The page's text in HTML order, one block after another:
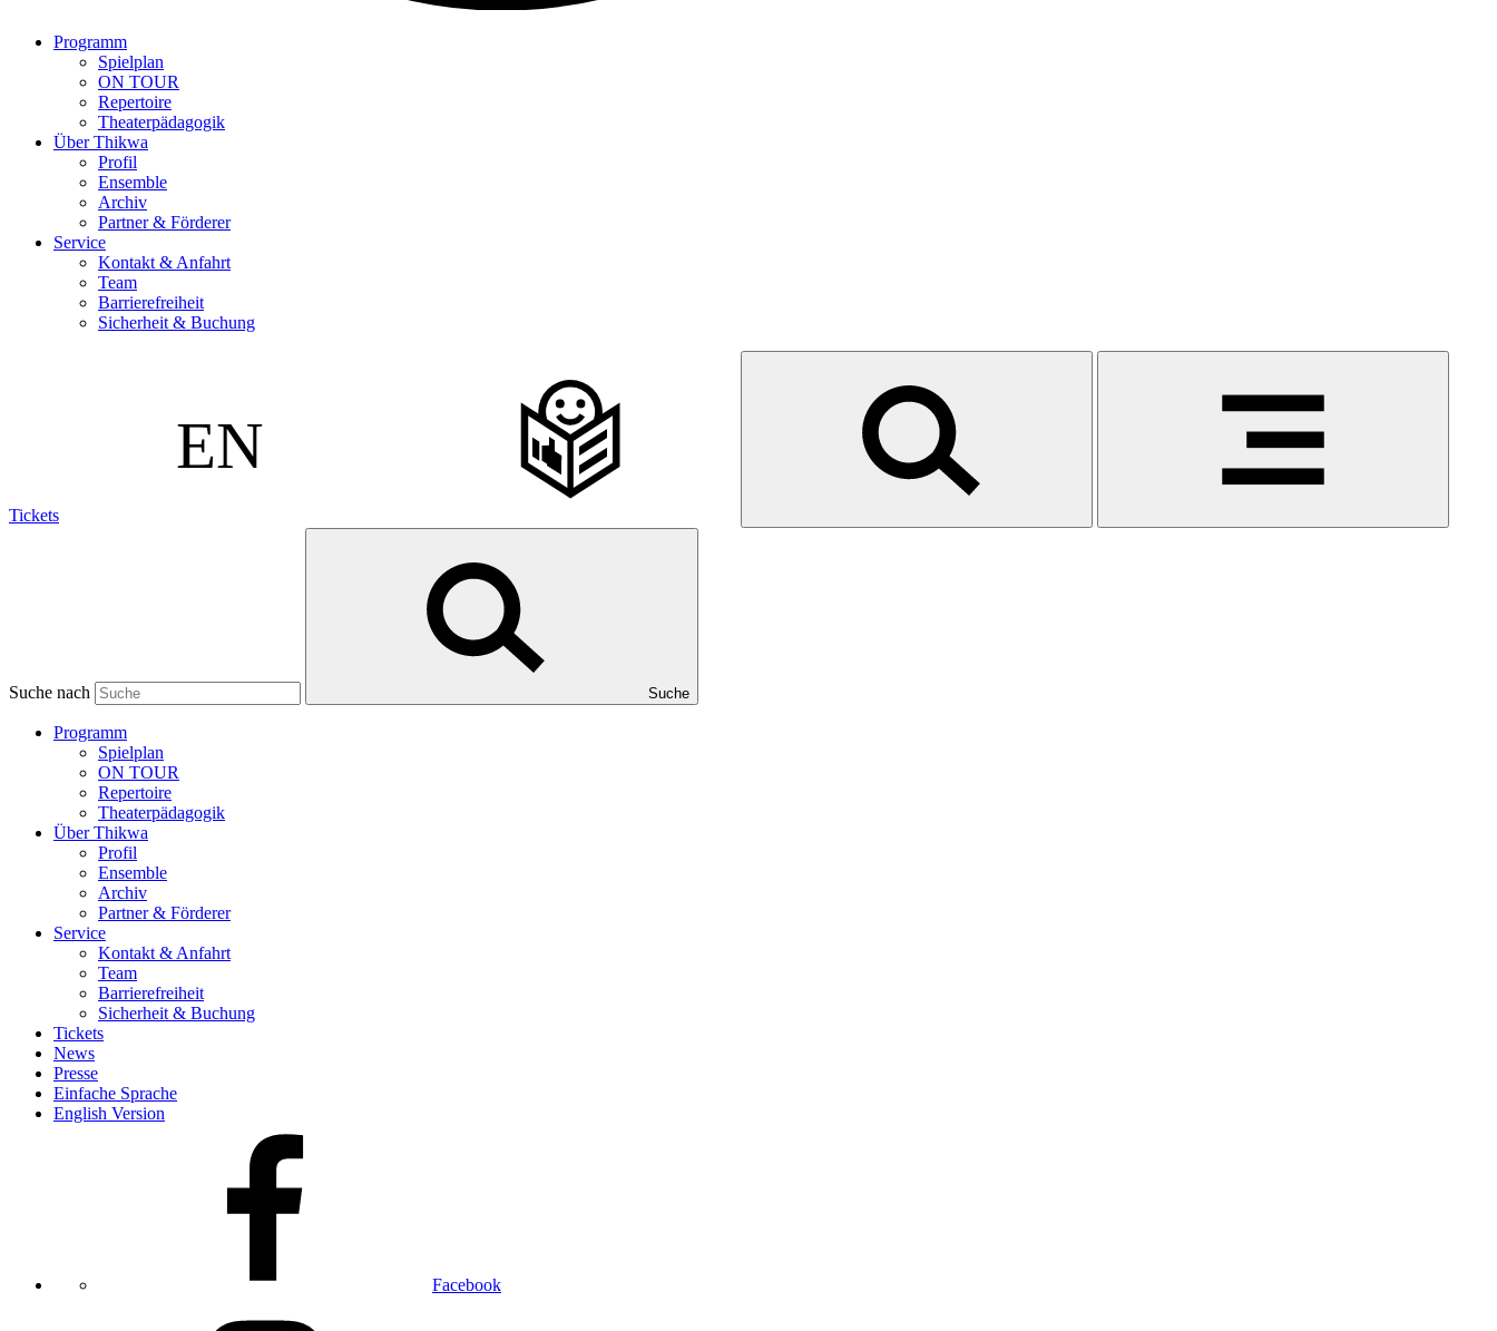
Programm
Spielplan
ON TOUR
Repertoire
Theaterpädagogik
Über Thikwa
Profil
Ensemble
Archiv
Partner & Förderer
Service
Kontakt & Anfahrt
Team
Barrierefreiheit
Sicherheit & Buchung
Tickets
Suche nach Suche
Programm
Spielplan
ON TOUR
Repertoire
Theaterpädagogik
Über Thikwa
Profil
Ensemble
Archiv
Partner & Förderer
Service
Kontakt & Anfahrt
Team
Barrierefreiheit
Sicherheit & Buchung
Tickets
News
Presse
Einfache Sprache
English Version
Facebook